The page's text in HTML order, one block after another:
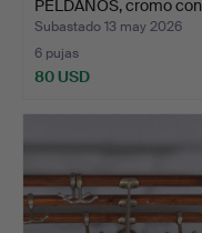
PELDAÑOS, cromo con
placas de …
Subastado 13 may 2026
6 pujas
80 USD